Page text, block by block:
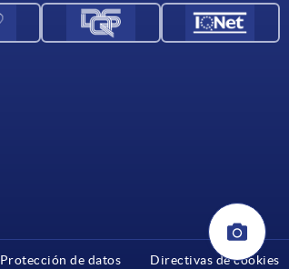
Protección de datos Directivas de cookies